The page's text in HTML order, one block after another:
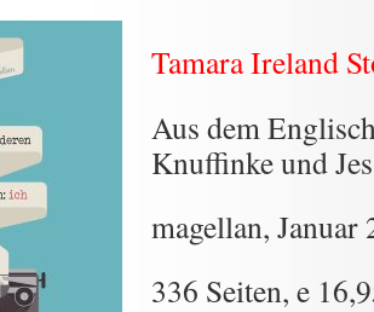
Tamara Ireland
Aus dem
Knuffinke und
magellan, Januar
336 Seiten, e